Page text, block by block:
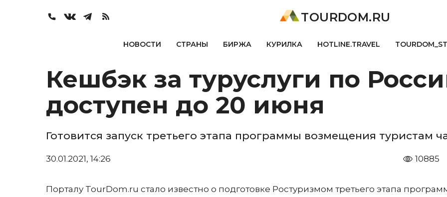
TOURDOM.RU
НОВОСТИ СТРАНЫ БИРЖА КУРИЛКА HOTLINE.TRAVEL
Кешбэк за туруслуги по
доступен до 20 июня
Готовится запуск третьего этапа программы возмещения туристам
30.01.2021, 14:26 10885
Порталу TourDom.ru стало известно о подготовке Ростуризмом третьего этапа